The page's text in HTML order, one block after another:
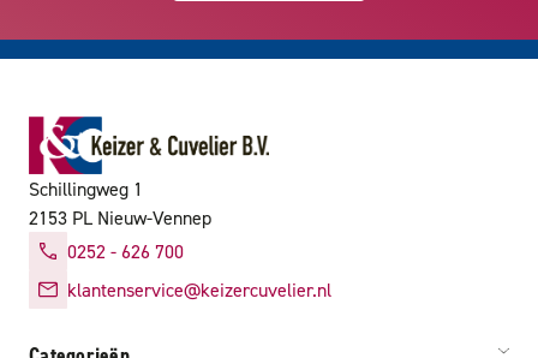
Schillingweg 1
2153 PL Nieuw-Vennep
0252 - 626 700
klantenservice@keizercuvelier.nl